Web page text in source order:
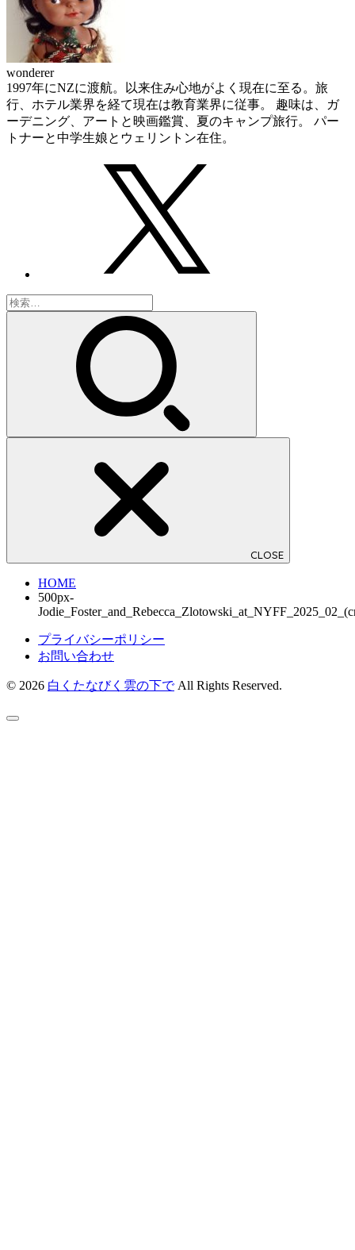
wonderer
1997年にNZに渡航。以来住み心地がよく現在に至る。旅
行、ホテル業界を経て現在は教育業界に従事。 趣味は、ガ
ーデニング、アートと映画鑑賞、夏のキャンプ旅行。 パー
トナーと中学生娘とウェリントン在住。
検
索:
CLOSE
HOME
500px-
プライバシーポリシー
お問い合わせ
© 2026 白くたなびく雲の下でAll Rights Reserved.